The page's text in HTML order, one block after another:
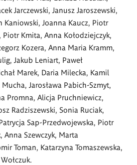
Jarczewski, Janusz Jaroszewski,
Kaniowski, Joanna Kaucz, Piotr
Piotr Kmita, Anna Kołodziejczyk,
Kozera, Anna Maria Kramm,
Jakub Leniart, Paweł
Marek, Daria Milecka, Kamil
Jarosława Pabich-Szmyt,
Promna, Alicja Pruchniewicz,
Radziszewski, Sonia Ruciak,
Sap-Przedwojewska, Piotr
Anna Szewczyk, Marta
Toman, Katarzyna Tomaszewska,